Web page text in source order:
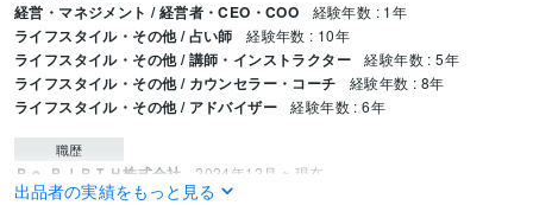
経営・マネジメント / 経営者・CEO・COO 経験年数 : 1年
ライフスタイル・その他 / 占い師 経験年数 : 10年
ライフスタイル・その他 / 講師・インストラクター 経験年数 : 5年
ライフスタイル・その他 / カウンセラー・コーチ 経験年数 : 8年
ライフスタイル・その他 / アドバイザー 経験年数 : 6年
職歴
Ｒｅ‐ＢＩＲＴＨ株式会社 2024年12月 ~ 現在
出品者の実績をもっと見る